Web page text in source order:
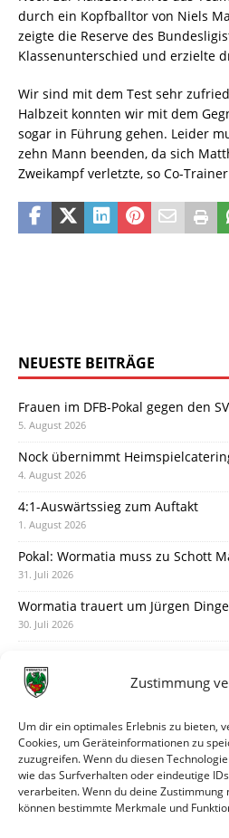
Zustimmung
Um dir ein optimales Erlebnis zu bieten,
Cookies, um Geräteinformationen zu
zuzugreifen. Wenn du diesen
wie das Surfverhalten oder eindeutige
verarbeiten. Wenn du deine
können bestimmte Merkmale und
durch ein Kopfballtor von Niels
zeigte die Reserve des
Klassenunterschied und erzielte
Wir sind mit dem Test sehr
Halbzeit konnten wir mit dem
sogar in Führung gehen. Leider
zehn Mann beenden, da sich
Zweikampf verletzte, so Co-
NEUESTE BEITRÄGE
Frauen im DFB-Pokal gegen den
5. August 2026
Nock übernimmt
4. August 2026
4:1-Auswärtssieg zum Auftakt
1. August 2026
Pokal: Wormatia muss zu Schott
31. Juli 2026
Wormatia trauert um Jürgen
30. Juli 2026
28. Juli 2026
28. Juli 2026
Neue Podcast-Folge: So tickt Björn!
27. Juli 2026
Eindrücke vom Stadionfest